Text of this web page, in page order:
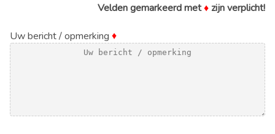
Velden gemarkeerd met♦ zijn verplicht!
Uw bericht / opmerking ♦